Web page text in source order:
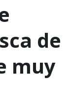
de
muy